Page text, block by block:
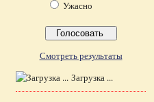
Ужасно
Смотреть результаты
Загрузка ...